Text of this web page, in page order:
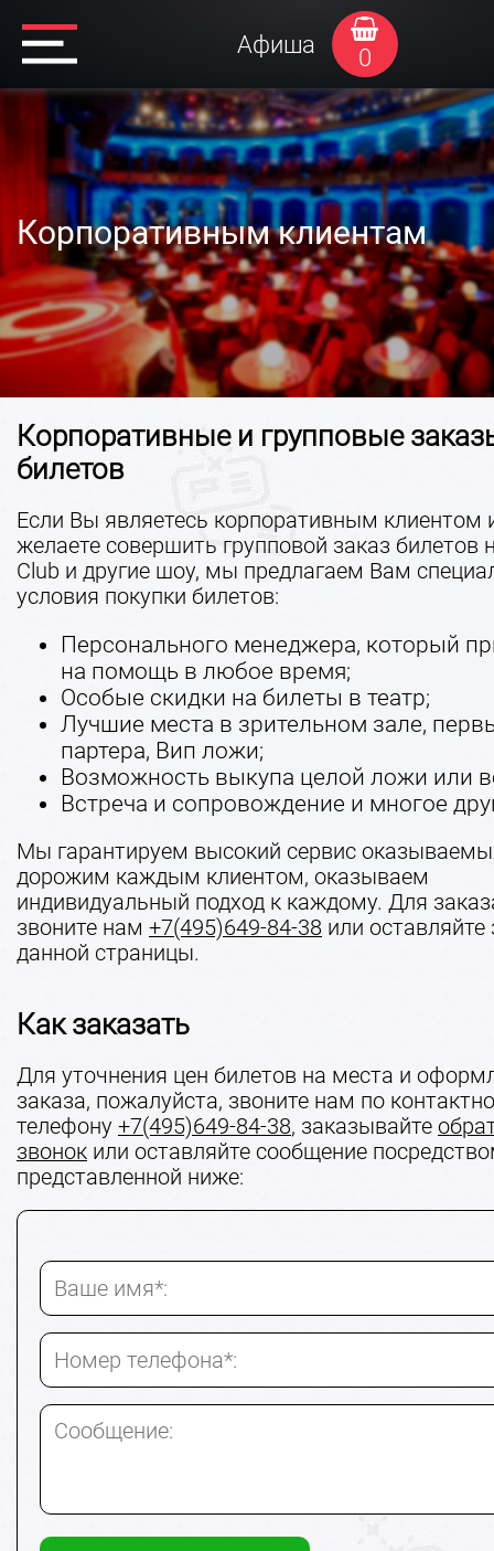
Афиша 0
Корпоративным клиентам
Корпоративные и групповые
билетов
Если Вы являетесь корпоративным клиентом
желаете совершить групповой заказ билетов
Club и другие шоу, мы предлагаем Вам
условия покупки билетов:
Персонального менеджера, который
на помощь в любое время;
Особые скидки на билеты в театр;
Лучшие места в зрительном зале,
партера, Вип ложи;
Возможность выкупа целой ложи или
Встреча и сопровождение и многое
Мы гарантируем высокий сервис
дорожим каждым клиентом, оказываем
индивидуальный подход к каждому. Для
звоните нам +7(495)649-84-38 или оставляйте
данной страницы.
Как заказать
Для уточнения цен билетов на места и
заказа, пожалуйста, звоните нам по
телефону +7(495)649-84-38, заказывайте
звонок или оставляйте сообщение
представленной ниже:
Ваше имя*:
Номер телефона*:
Сообщение: